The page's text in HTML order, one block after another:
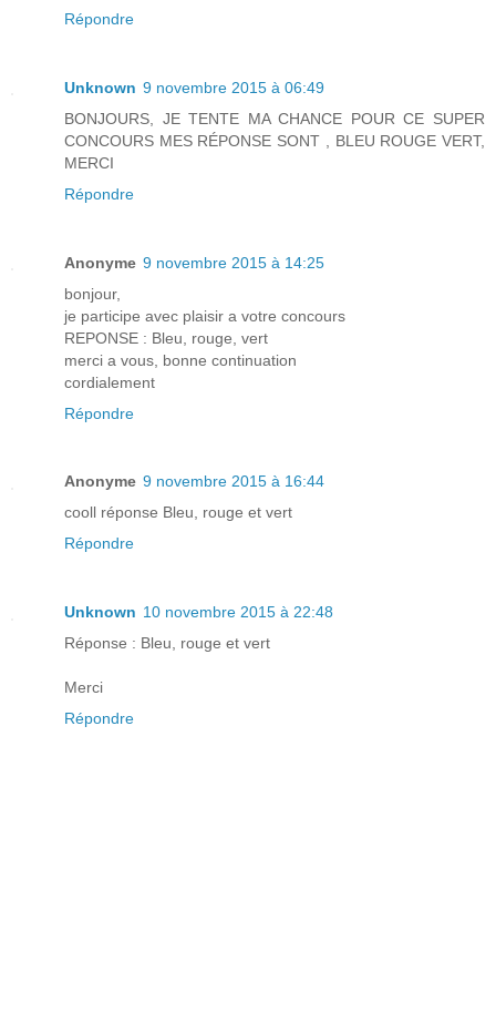
Répondre
Unknown 9 novembre 2015 à 06:49
BONJOURS, JE TENTE MA CHANCE POUR CE SUPER
CONCOURS MES RÉPONSE SONT , BLEU ROUGE VERT,
MERCI
Répondre
Anonyme 9 novembre 2015 à 14:25
bonjour,
je participe avec plaisir a votre concours
REPONSE : Bleu, rouge, vert
merci a vous, bonne continuation
cordialement
Répondre
Anonyme 9 novembre 2015 à 16:44
cooll réponse Bleu, rouge et vert
Répondre
Unknown 10 novembre 2015 à 22:48
Réponse : Bleu, rouge et vert
Merci
Répondre